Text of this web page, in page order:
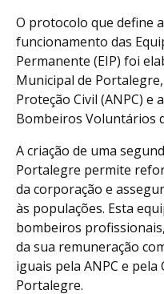
O protocolo que define
funcionamento das
Permanente (EIP) foi
Municipal de
Proteção Civil (ANPC) e
Bombeiros Voluntários
A criação de uma
Portalegre permite
da corporação e
às populações. Esta
bombeiros
da sua remuneração
iguais pela ANPC e
Portalegre.